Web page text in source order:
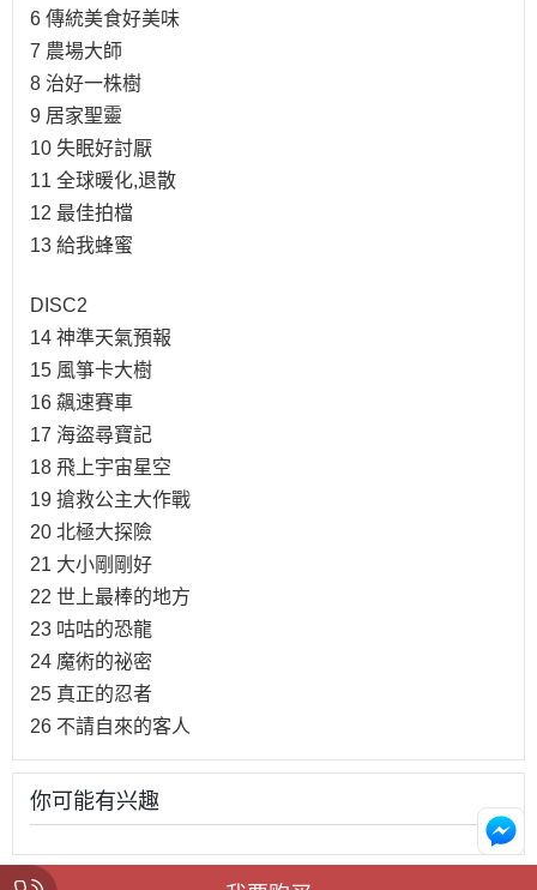
6 傳統美食好美味
7 農場大師
8 治好一株樹
9 居家聖靈
10 失眠好討厭
11 全球暖化,退散
12 最佳拍檔
13 給我蜂蜜
DISC2
14 神準天氣預報
15 風箏卡大樹
16 飆速賽車
17 海盜尋寶記
18 飛上宇宙星空
19 搶救公主大作戰
20 北極大探險
21 大小剛剛好
22 世上最棒的地方
23 咕咕的恐龍
24 魔術的祕密
25 真正的忍者
26 不請自來的客人
你可能有兴趣